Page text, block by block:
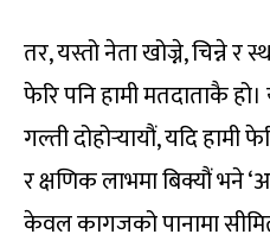
तर, यस्तो नेता खोज्ने, चिन्ने र
फेरि पनि हामी मतदाताकै
गल्ती दोहोर्‍यायौं, यदि
र क्षणिक लाभमा बिक्यौं भने
केवल कागजको पानामा